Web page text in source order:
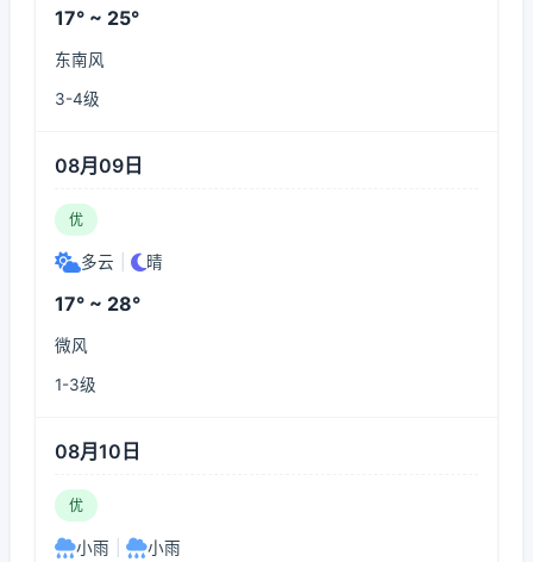
17° ~ 25°
东南风
3-4级
08月09日
优
多云 晴
17° ~ 28°
微风
1-3级
08月10日
优
小雨 小雨